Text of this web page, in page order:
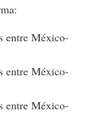
entre México-
entre México-
entre México-